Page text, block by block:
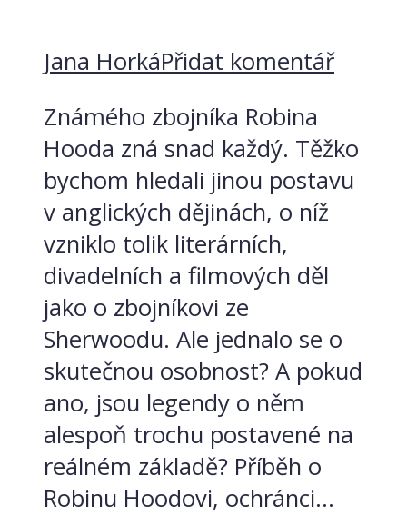
Jana HorkáPřidat komentář
Známého zbojníka Robina
Hooda zná snad každý. Těžko
bychom hledali jinou postavu
v anglických dějinách, o níž
vzniklo tolik literárních,
divadelních a filmových děl
jako o zbojníkovi ze
Sherwoodu. Ale jednalo se o
skutečnou osobnost? A pokud
ano, jsou legendy o něm
alespoň trochu postavené na
reálném základě? Příběh o
Robinu Hoodovi, ochránci...